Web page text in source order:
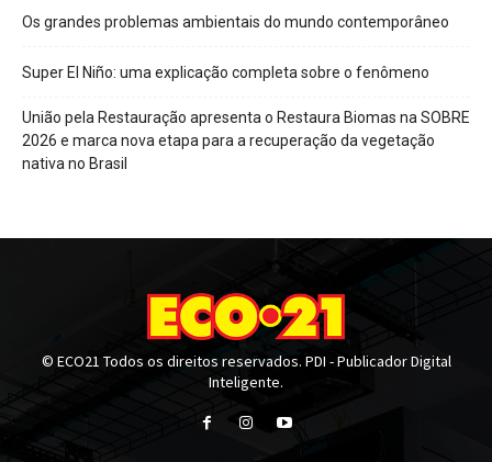
Os grandes problemas ambientais do mundo contemporâneo
Super El Niño: uma explicação completa sobre o fenômeno
União pela Restauração apresenta o Restaura Biomas na SOBRE
2026 e marca nova etapa para a recuperação da vegetação
nativa no Brasil
© ECO21 Todos os direitos reservados. PDI - Publicador Digital
Inteligente.